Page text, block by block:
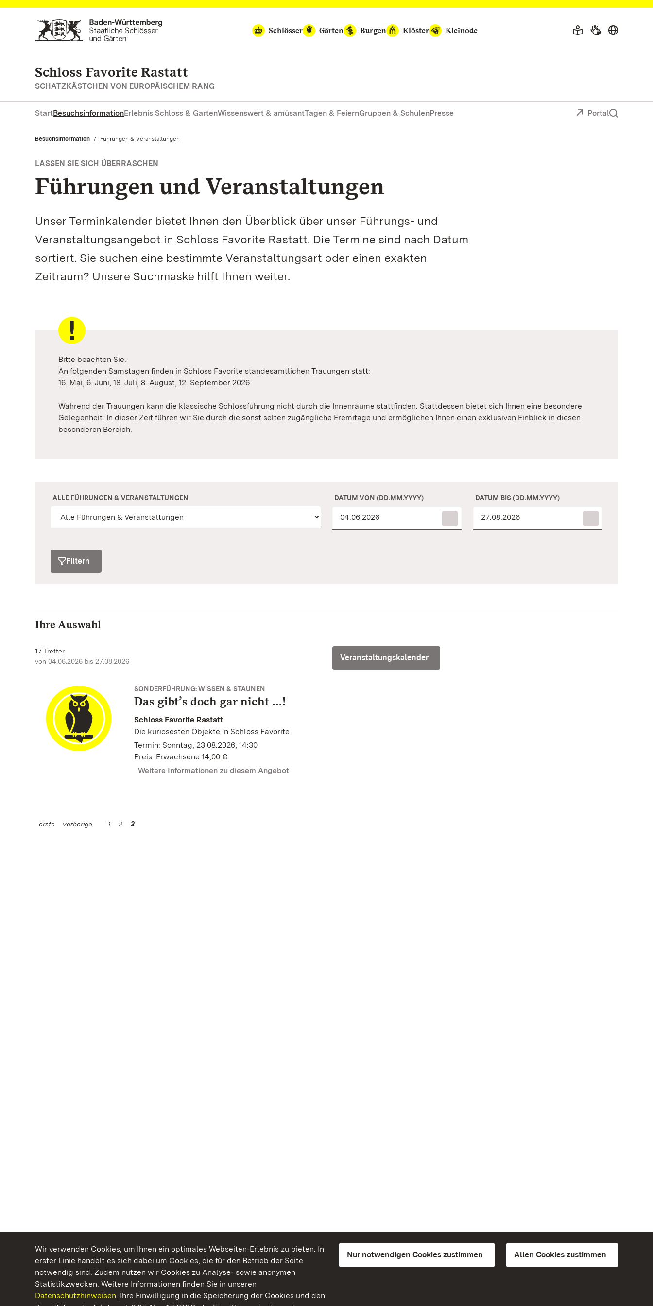
Wir verwenden Cookies, um Ihnen ein optimales Webseiten-Erlebnis zu bieten. In
erster Linie handelt es sich dabei um Cookies, die für den Betrieb der Seite
notwendig sind. Zudem nutzen wir Cookies zu Analyse- sowie anonymen
Statistikzwecken. Weitere Informationen finden Sie in unseren
Datenschutzhinweisen. Ihre Einwilligung in die Speicherung der Cookies und den
Nur notwendigen Cookies zustimmen Allen Cookies zustimmen
Zum Hauptinhalt springen
Schlösser
Gärten Burgen Klöster Kleinode
Schloss Favorite Rastatt
SCHATZKÄSTCHEN VON EUROPÄISCHEM RANG
StartBesuchsinformationErlebnis Schloss & GartenWissenswert & amüsantTagen & FeiernGruppen & SchulenPresse Portal
Besuchsinformation Aktuell:
Führungen & Veranstaltungen
LASSEN SIE SICH ÜBERRASCHEN
Führungen und Veranstaltungen
Unser Terminkalender bietet Ihnen den Überblick über unser Führungs- und
Veranstaltungsangebot in Schloss Favorite Rastatt. Die Termine sind nach Datum
sortiert. Sie suchen eine bestimmte Veranstaltungsart oder einen exakten
Zeitraum? Unsere Suchmaske hilft Ihnen weiter.
Bitte beachten Sie:
An folgenden Samstagen finden in Schloss Favorite standesamtlichen Trauungen statt:
16. Mai, 6. Juni, 18. Juli, 8. August, 12. September 2026
Während der Trauungen kann die klassische Schlossführung nicht durch die Innenräume stattfinden. Stattdessen bietet sich Ihnen eine besondere
Gelegenheit: In dieser Zeit führen wir Sie durch die sonst selten zugängliche Eremitage und ermöglichen Ihnen einen exklusiven Einblick in diesen
besonderen Bereich.
ALLE FÜHRUNGEN & VERANSTALTUNGEN DATUM VON (DD.MM.YYYY) DATUM BIS (DD.MM.YYYY)
Filtern
Ihre Auswahl
17 Treffer
von 04.06.2026 bis 27.08.2026
Veranstaltungskalender
SONDERFÜHRUNG: WISSEN & STAUNEN
Das gibt’s doch gar nicht …!
Schloss Favorite Rastatt
Die kuriosesten Objekte in Schloss Favorite
Termin: Sonntag, 23.08.2026, 14:30
Preis: Erwachsene 14,00 €
Weitere Informationen zu diesem Angebot
erste vorherige 1 2 3